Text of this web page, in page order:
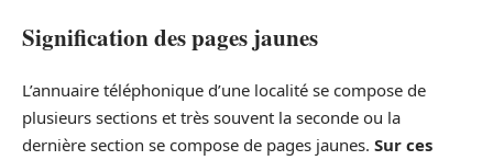
Signification des pages jaunes
L’annuaire téléphonique d’une localité se compose de
plusieurs sections et très souvent la seconde ou la
dernière section se compose de pages jaunes. Sur ces